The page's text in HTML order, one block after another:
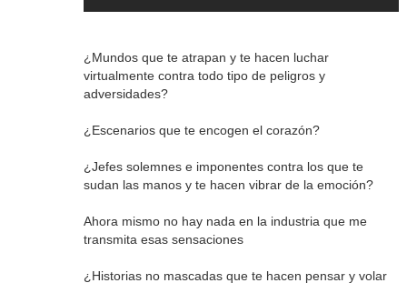
¿Mundos que te atrapan y te hacen luchar
virtualmente contra todo tipo de peligros y
adversidades?
¿Escenarios que te encogen el corazón?
¿Jefes solemnes e imponentes contra los que te
sudan las manos y te hacen vibrar de la emoción?
Ahora mismo no hay nada en la industria que me
transmita esas sensaciones
¿Historias no mascadas que te hacen pensar y volar